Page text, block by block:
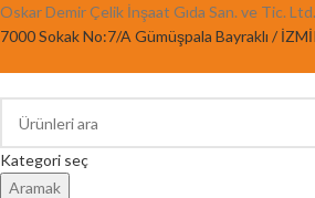
Oskar Demir Çelik İnşaat Gıda San. ve Tic.
7000 Sokak No:7/A Gümüşpala Bayraklı /
Kategori seç
Aramak